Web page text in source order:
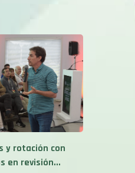
y rotación con
en revisión...